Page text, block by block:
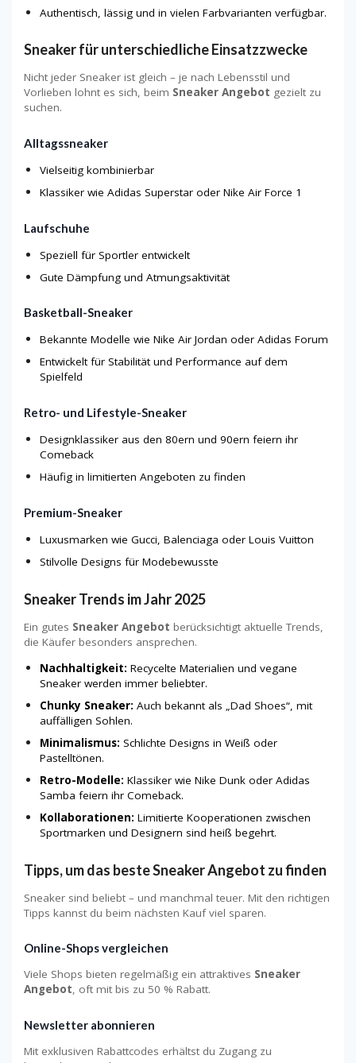
Authentisch, lässig und in vielen Farbvarianten verfügbar.
Sneaker für unterschiedliche Einsatzzwecke
Nicht jeder Sneaker ist gleich – je nach Lebensstil und
Vorlieben lohnt es sich, beim Sneaker Angebot gezielt zu
suchen.
Alltagssneaker
Vielseitig kombinierbar
Klassiker wie Adidas Superstar oder Nike Air Force 1
Laufschuhe
Speziell für Sportler entwickelt
Gute Dämpfung und Atmungsaktivität
Basketball-Sneaker
Bekannte Modelle wie Nike Air Jordan oder Adidas Forum
Entwickelt für Stabilität und Performance auf dem
Spielfeld
Retro- und Lifestyle-Sneaker
Designklassiker aus den 80ern und 90ern feiern ihr
Comeback
Häufig in limitierten Angeboten zu finden
Premium-Sneaker
Luxusmarken wie Gucci, Balenciaga oder Louis Vuitton
Stilvolle Designs für Modebewusste
Sneaker Trends im Jahr 2025
Ein gutes Sneaker Angebot berücksichtigt aktuelle Trends,
die Käufer besonders ansprechen.
Nachhaltigkeit: Recycelte Materialien und vegane
Sneaker werden immer beliebter.
Chunky Sneaker: Auch bekannt als „Dad Shoes“, mit
auffälligen Sohlen.
Minimalismus: Schlichte Designs in Weiß oder
Pastelltönen.
Retro-Modelle: Klassiker wie Nike Dunk oder Adidas
Samba feiern ihr Comeback.
Kollaborationen: Limitierte Kooperationen zwischen
Sportmarken und Designern sind heiß begehrt.
Tipps, um das beste Sneaker Angebot zu finden
Sneaker sind beliebt – und manchmal teuer. Mit den richtigen
Tipps kannst du beim nächsten Kauf viel sparen.
Online-Shops vergleichen
Viele Shops bieten regelmäßig ein attraktives Sneaker
Angebot, oft mit bis zu 50 % Rabatt.
Newsletter abonnieren
Mit exklusiven Rabattcodes erhältst du Zugang zu